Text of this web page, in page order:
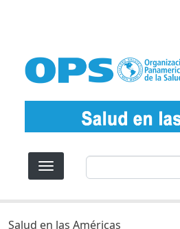
Buscar
Salud en las Américas